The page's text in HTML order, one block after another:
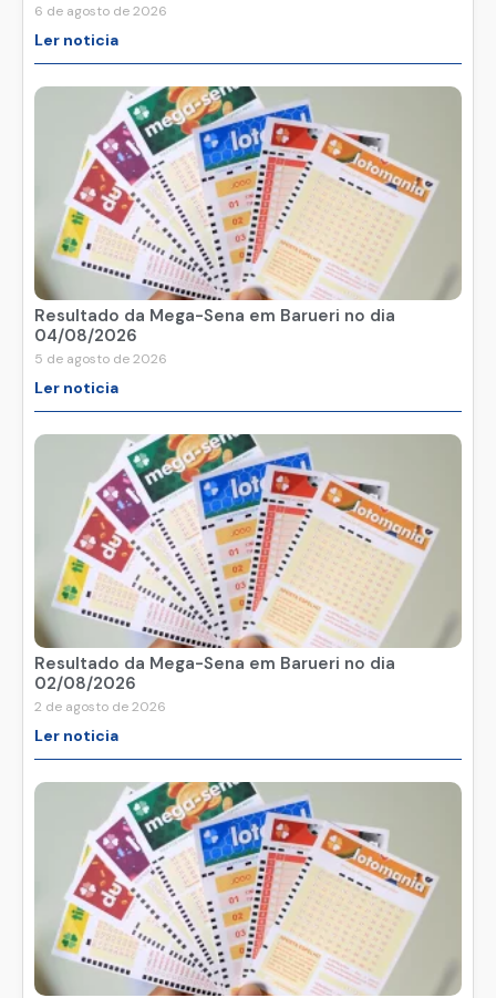
6 de agosto de 2026
Ler noticia
Resultado da Mega-Sena em Barueri no dia
04/08/2026
5 de agosto de 2026
Ler noticia
Resultado da Mega-Sena em Barueri no dia
02/08/2026
2 de agosto de 2026
Ler noticia